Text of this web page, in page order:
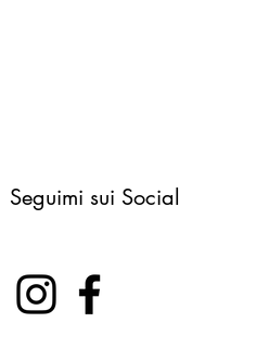
Seguimi sui Social